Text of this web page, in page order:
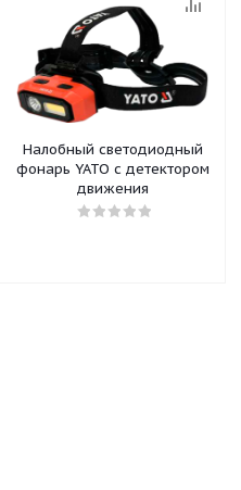
Налобный светодиодный
фонарь YATO с детектором
движения